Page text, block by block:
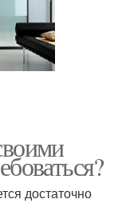
достаточно